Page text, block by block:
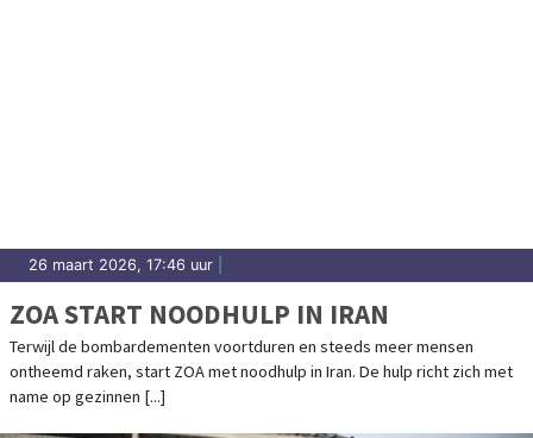
26 maart 2026, 17:46 uur
ZOA START NOODHULP IN IRAN
Terwijl de bombardementen voortduren en steeds meer mensen
ontheemd raken, start ZOA met noodhulp in Iran. De hulp richt zich met
name op gezinnen [...]